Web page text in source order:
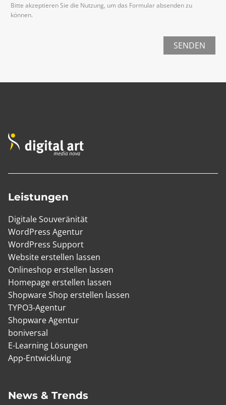
Bitte akzeptieren Sie die Nutzung, um das Formular absenden zu
können.
SENDEN
Leistungen
Digitale Souveränität
WordPress Agentur
WordPress Support
Website erstellen lassen
Onlineshop erstellen lassen
Homepage erstellen lassen
Shopware Shop erstellen lassen
TYPO3-Agentur
Shopware Agentur
boniversal
E-Learning Lösungen
App-Entwicklung
News & Trends